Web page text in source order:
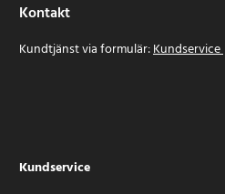
Kontakt
Kundtjänst via formulär:Kundservice
Kundservice